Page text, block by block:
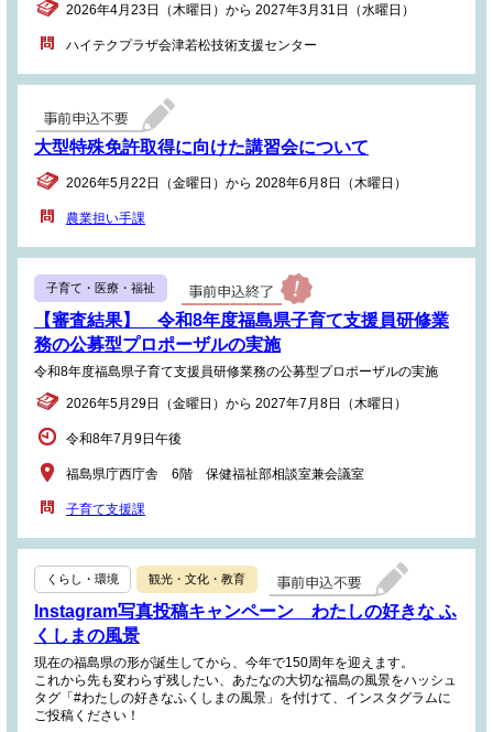
2026年4月23日（木曜日）から 2027年3月31日（水曜日）
ハイテクプラザ会津若松技術支援センター
大型特殊免許取得に向けた講習会について
2026年5月22日（金曜日）から 2028年6月8日（木曜日）
農業担い手課
子育て・医療・福祉
【審査結果】 令和8年度福島県子育て支援員研修業
務の公募型プロポーザルの実施
令和8年度福島県子育て支援員研修業務の公募型プロポーザルの実施
2026年5月29日（金曜日）から 2027年7月8日（木曜日）
令和8年7月9日午後
福島県庁西庁舎 6階 保健福祉部相談室兼会議室
子育て支援課
くらし・環境 観光・文化・教育
Instagram写真投稿キャンペーン わたしの好きな ふ
くしまの風景
現在の福島県の形が誕生してから、今年で150周年を迎えます。
これから先も変わらず残したい、あたなの大切な福島の風景をハッシュ
タグ「#わたしの好きなふくしまの風景」を付けて、インスタグラムに
ご投稿ください！